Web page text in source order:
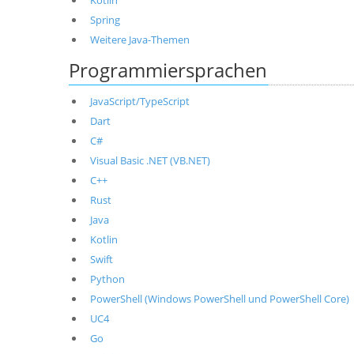
Spring
Weitere Java-Themen
Programmiersprachen
JavaScript/TypeScript
Dart
C#
Visual Basic .NET (VB.NET)
C++
Rust
Java
Kotlin
Swift
Python
PowerShell (Windows PowerShell und PowerShell Core)
UC4
Go